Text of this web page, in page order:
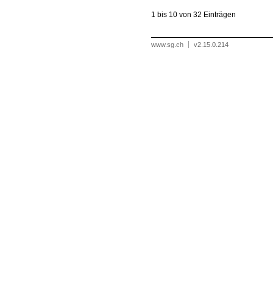
1 bis 10 von 32 Einträgen
www.sg.ch v2.15.0.214